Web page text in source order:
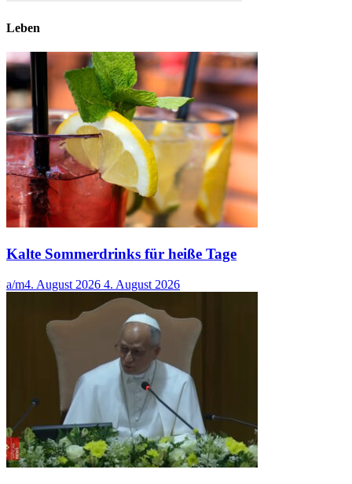
Leben
Kalte Sommerdrinks für heiße Tage
a/m4. August 2026 4. August 2026